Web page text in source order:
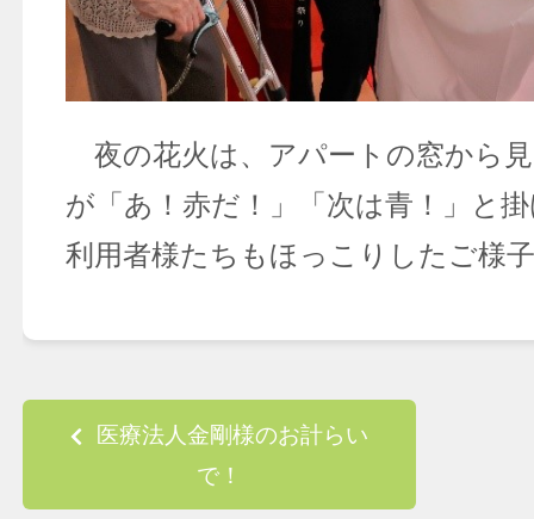
夜の花火は、アパートの窓から
が「あ！赤だ！」「次は青！」と
利用者様たちもほっこりしたご様
Post navigation
医療法人金剛様のお計らい
で！